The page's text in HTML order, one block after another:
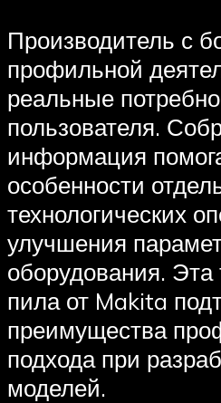
Производитель с
профильной
реальные
пользователя.
информация
особенности
технологических
улучшения
оборудования. Эта
пила от Makita
преимущества
подхода при
моделей.